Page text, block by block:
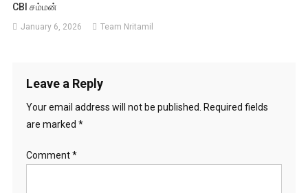
CBI சம்மன்
January 6, 2026 Team Nritamil
Leave a Reply
Your email address will not be published.
Required fields
are marked *
Comment*